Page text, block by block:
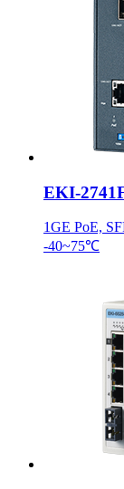
EKI-
1GE PoE,
-40~75℃